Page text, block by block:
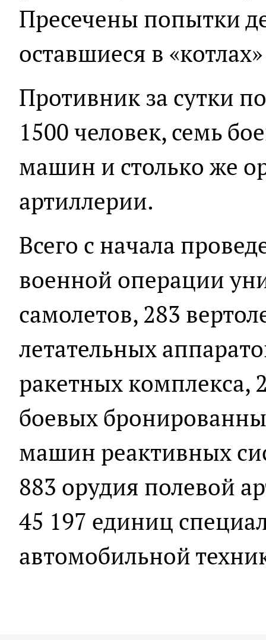
Пресечены попытки
оставшиеся в
Противник за сутки
1500 человек, семь
машин и столько же
артиллерии.
Всего с начала
военной операции
самолетов, 283
летательных
ракетных комплекса,
боевых
машин реактивных
883 орудия полевой
45 197 единиц
автомобильной